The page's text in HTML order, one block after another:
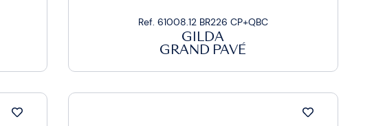
Ref. 61008.12 BR226 CP+QBC
GILDA
GRAND PAVÉ